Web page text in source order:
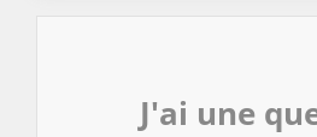
J'ai une